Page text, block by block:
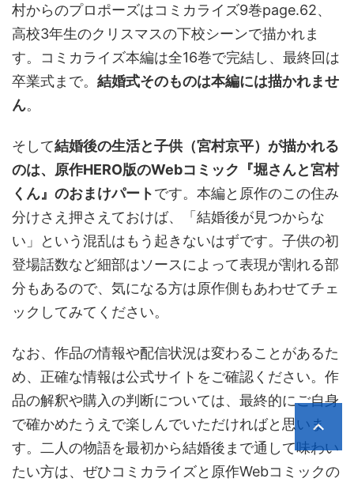
村からのプロポーズはコミカライズ9巻page.62、
高校3年生のクリスマスの下校シーンで描かれま
す。コミカライズ本編は全16巻で完結し、最終回は
卒業式まで。 結婚式そのものは本編には描かれませ
ん。
そして結婚後の生活と子供（宮村京平）が描かれる
のは、原作HERO版のWebコミック『堀さんと宮村
くん』のおまけパートです。本編と原作のこの住み
分けさえ押さえておけば、「結婚後が見つからな
い」という混乱はもう起きないはずです。子供の初
登場話数など細部はソースによって表現が割れる部
分もあるので、気になる方は原作側もあわせてチェ
ックしてみてください。
なお、作品の情報や配信状況は変わることがあるた
め、正確な情報は公式サイトをご確認ください。作
品の解釈や購入の判断については、最終的にご自身
で確かめたうえで楽しんでいただければと思いま
す。二人の物語を最初から結婚後まで通して味わい
たい方は、ぜひコミカライズと原作Webコミックの